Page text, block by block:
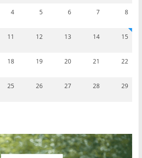
4 5 6 7 8
11 12 13 14 15
18 19 20 21 22
25 26 27 28 29